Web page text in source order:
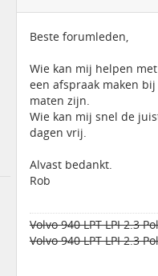
Beste forumleden,
Wie kan mij helpen
een afspraak maken
maten zijn.
Wie kan mij snel de
dagen vrij.
Alvast bedankt.
Rob
Volvo 940 LPT LPI 2.3
Volvo 940 LPT LPI 2.3